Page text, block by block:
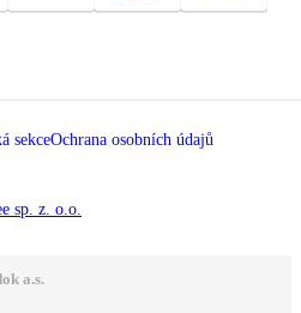
sekceOchrana osobních údajů
sp. z. o.o.
a.s.